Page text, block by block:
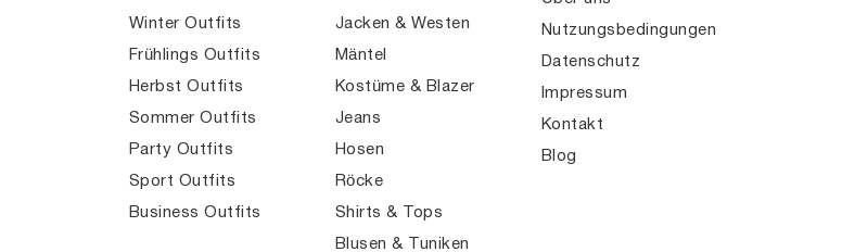
Winter Outfits
Frühlings Outfits
Herbst Outfits
Sommer Outfits
Party Outfits
Sport Outfits
Business Outfits
Jacken & Westen
Mäntel
Kostüme & Blazer
Jeans
Hosen
Röcke
Shirts & Tops
Blusen & Tuniken
Nutzungsbedingungen
Datenschutz
Impressum
Kontakt
Blog